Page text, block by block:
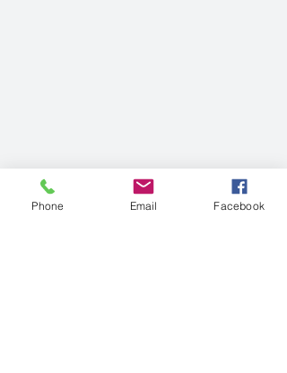
Phone Email Facebook